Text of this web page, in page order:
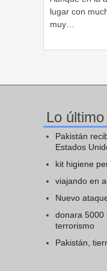
lugar con
muy…
Lo último
Pakistán
Estados
kit higiene
viajando en
Nuevo
donara 5000
terrorismo
Pakistán,